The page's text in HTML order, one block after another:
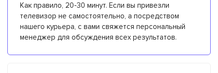
Как правило, 20-30 минут. Если вы привезли
телевизор не самостоятельно, а посредством
нашего курьера, с вами свяжется персональный
менеджер для обсуждения всех результатов.